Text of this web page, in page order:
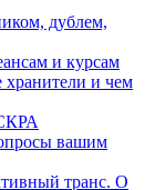
дублем,
и курсам
хранители и чем
вашим
транс. О